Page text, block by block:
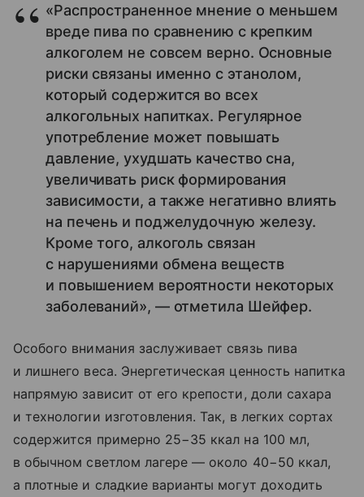
«Распространенное мнение о меньшем
вреде пива по сравнению с крепким
алкоголем не совсем верно. Основные
риски связаны именно с этанолом,
который содержится во всех
алкогольных напитках. Регулярное
употребление может повышать
давление, ухудшать качество сна,
увеличивать риск формирования
зависимости, а также негативно влиять
на печень и поджелудочную железу.
Кроме того, алкоголь связан
с нарушениями обмена веществ
и повышением вероятности некоторых
заболеваний», — отметила Шейфер.
Особого внимания заслуживает связь пива
и лишнего веса. Энергетическая ценность напитка
напрямую зависит от его крепости, доли сахара
и технологии изготовления. Так, в легких сортах
содержится примерно 25−35 ккал на 100 мл,
в обычном светлом лагере — около 40−50 ккал,
а плотные и сладкие варианты могут доходить